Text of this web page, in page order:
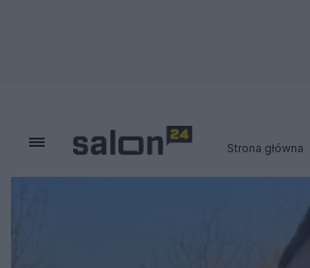
Strona główna